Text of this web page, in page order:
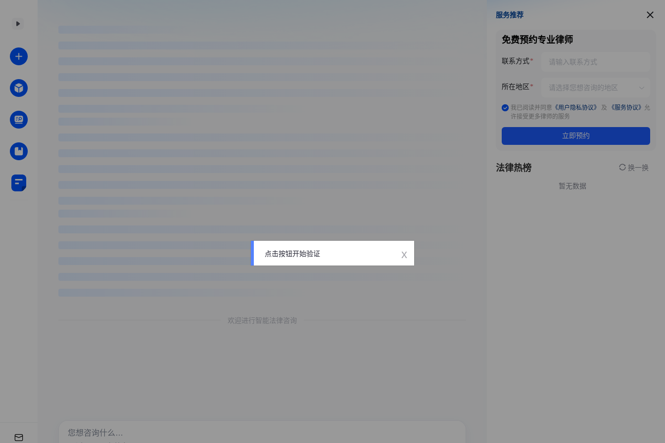
欢迎进行智能法律咨询
服务推荐
服务推荐
免费预约专业律师
联系方式
所在地区
我已阅读并同意 《用户隐私协议》 及 《服务协议》 允
许接受更多律师的服务
立即预约
法律热榜 换一换
暂无数据
点击按钮开始验证 x